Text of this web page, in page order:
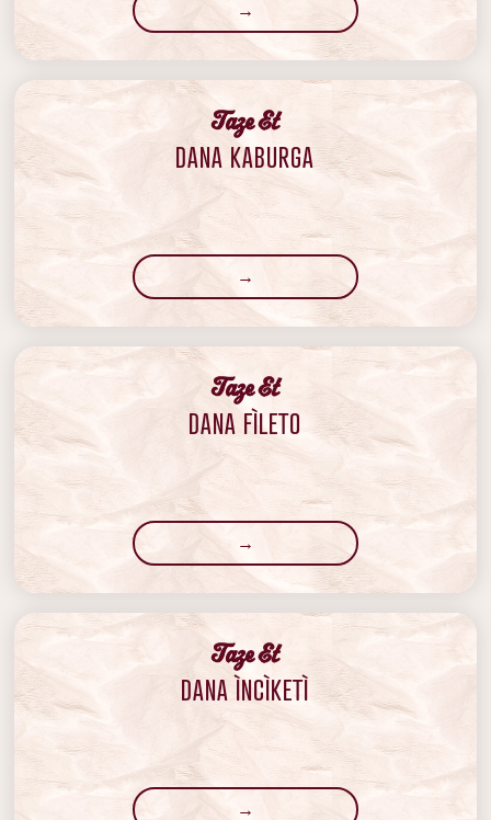
→
‍Taze Et
DANA KABURGA
→
‍Taze Et
DANA FÌLETO
→
‍Taze Et
DANA ÌNCÌKETÌ
→